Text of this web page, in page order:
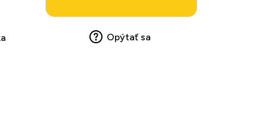
Opýtať sa